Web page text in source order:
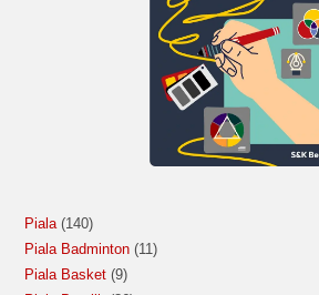
Piala 140
Piala Badminton 11
Piala Basket 9